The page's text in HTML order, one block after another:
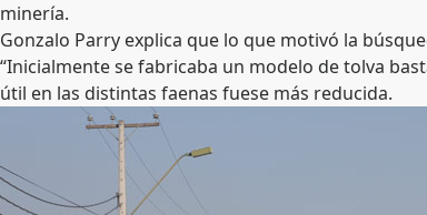
minería.
Gonzalo Parry explica que lo que motivó la
“Inicialmente se fabricaba un modelo de tolva
útil en las distintas faenas fuese más reducida.